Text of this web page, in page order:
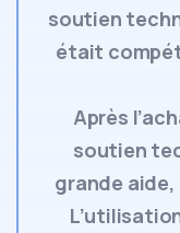
soutien
était
Après
soutien
grande